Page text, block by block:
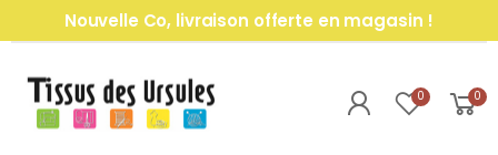
Nouvelle Co, livraison offerte en magasin !
0 0